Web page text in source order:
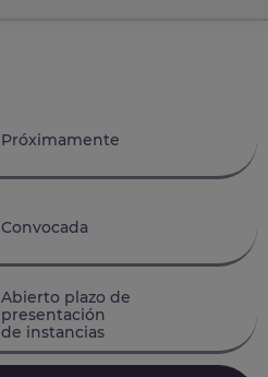
Próximamente
Convocada
Abierto plazo de
presentación
de instancias